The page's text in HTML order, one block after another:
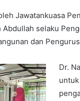
Jawatankuasa
selaku
dan
Dr.